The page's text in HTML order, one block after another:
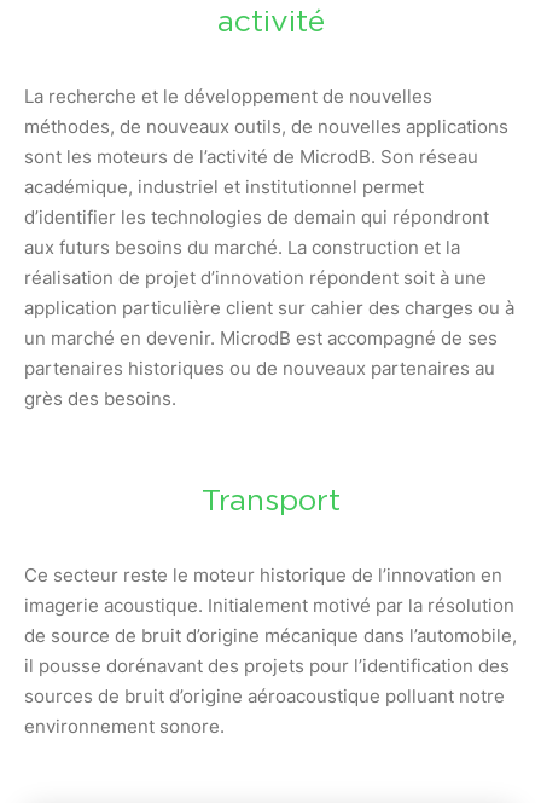
activité
La recherche et le développement de nouvelles
méthodes, de nouveaux outils, de nouvelles applications
sont les moteurs de l’activité de MicrodB. Son réseau
académique, industriel et institutionnel permet
d’identifier les technologies de demain qui répondront
aux futurs besoins du marché. La construction et la
réalisation de projet d’innovation répondent soit à une
application particulière client sur cahier des charges ou à
un marché en devenir. MicrodB est accompagné de ses
partenaires historiques ou de nouveaux partenaires au
grès des besoins.
Transport
Ce secteur reste le moteur historique de l’innovation en
imagerie acoustique. Initialement motivé par la résolution
de source de bruit d’origine mécanique dans l’automobile,
il pousse dorénavant des projets pour l’identification des
sources de bruit d’origine aéroacoustique polluant notre
environnement sonore.